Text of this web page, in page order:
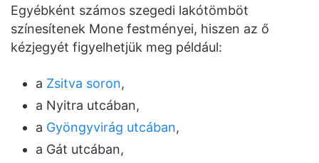
Egyébként számos szegedi lakótömböt
színesítenek Mone festményei, hiszen az ő
kézjegyét figyelhetjük meg például:
a Zsitva soron,
a Nyitra utcában,
a Gyöngyvirág utcában,
a Gát utcában,